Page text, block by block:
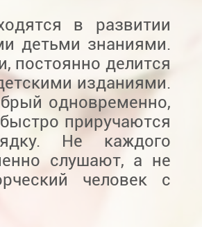
в развитии
детьми знаниями.
постоянно делится
изданиями.
одновременно,
приручаются
Не каждого
слушают, а не
человек с